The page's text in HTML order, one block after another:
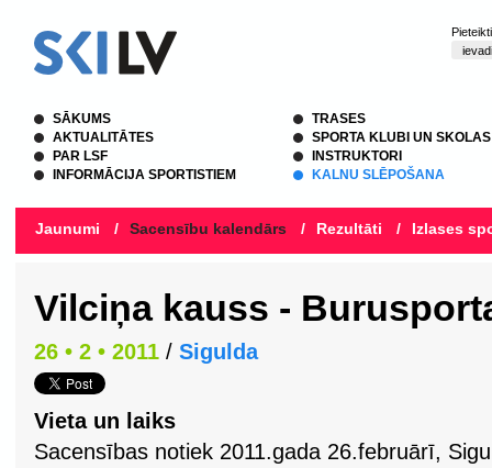
SĀKUMS
AKTUALITĀTES
PAR LSF
INFORMĀCIJA SPORTISTIEM
TRASES
SPORTA KLUBI UN SKOLAS
INSTRUKTORI
KALNU SLĒPOŠANA
Jaunumi / Sacensību kalendārs / Rezultāti / Izlases
Vilciņa kauss -
26 • 2 • 2011 / Sigulda
Vieta un laiks
Sacensības notiek 2011.gada 26.februārī,